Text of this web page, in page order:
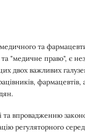
медичного та
"медичне право", є
двох важливих
впровадженню
регуляторного